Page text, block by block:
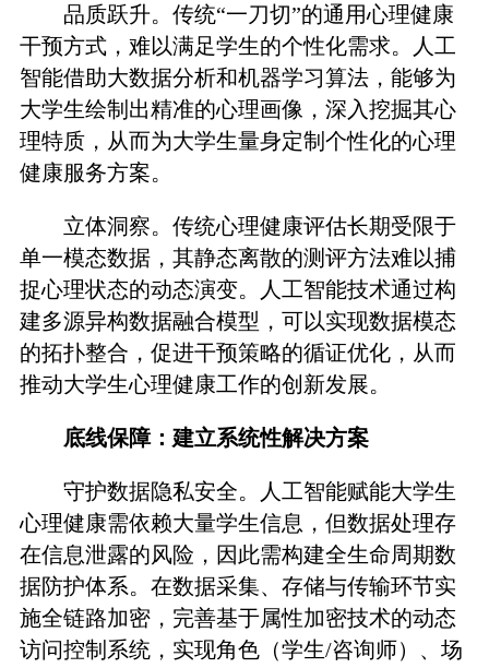
品质跃升。传统“一刀切”的通用心理健康
干预方式，难以满足学生的个性化需求。人工
智能借助大数据分析和机器学习算法，能够为
大学生绘制出精准的心理画像，深入挖掘其心
理特质，从而为大学生量身定制个性化的心理
健康服务方案。
立体洞察。传统心理健康评估长期受限于
单一模态数据，其静态离散的测评方法难以捕
捉心理状态的动态演变。人工智能技术通过构
建多源异构数据融合模型，可以实现数据模态
的拓扑整合，促进干预策略的循证优化，从而
推动大学生心理健康工作的创新发展。
底线保障：建立系统性解决方案
守护数据隐私安全。人工智能赋能大学生
心理健康需依赖大量学生信息，但数据处理存
在信息泄露的风险，因此需构建全生命周期数
据防护体系。在数据采集、存储与传输环节实
施全链路加密，完善基于属性加密技术的动态
访问控制系统，实现角色（学生/咨询师）、场